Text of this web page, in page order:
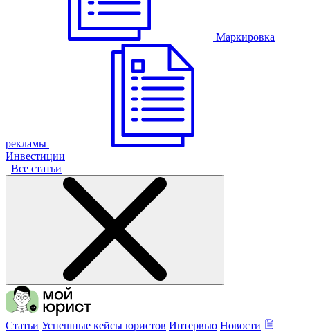
Маркировка
рекламы
Инвестиции
Все статьи
Статьи Успешные кейсы юристов Интервью Новости